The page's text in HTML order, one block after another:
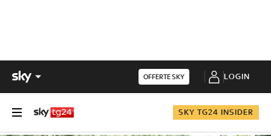
OFFERTE SKY LOGIN
SKY TG24 INSIDER